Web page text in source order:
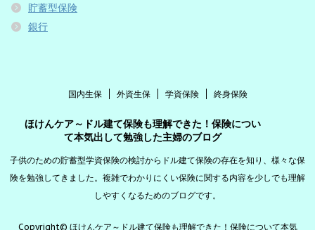
貯蓄型保険
銀行
国内生保 外資生保 学資保険 終身保険
ほけんケア～ドル建て保険も理解できた！保険につい
て本気出して勉強した主婦のブログ
子供のための貯蓄型学資保険の検討からドル建て保険の存在を知り、様々な保
険を勉強してきました。複雑でわかりにくい保険に関する内容を少しでも理解
しやすくなるためのブログです。
Copyright© ほけんケア～ドル建て保険も理解できた！保険について本気